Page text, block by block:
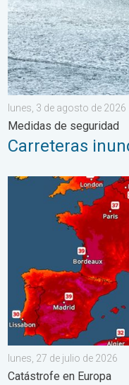
lunes, 3 de agosto de 2026
Medidas de seguridad
Carreteras
Incendios forestales
lunes, 27 de julio de 2026
Catástrofe en Europa